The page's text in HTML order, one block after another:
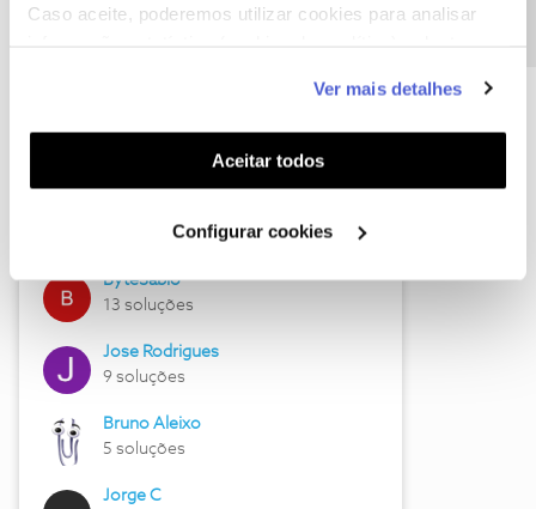
Caso aceite, poderemos utilizar cookies para analisar
funcionalidades (cookies de personalização e
funcionalidade) e adaptar anúncios aos seus interesses
(cookies de publicidade personalizada). Pode gerir a
utilização dos cookies clicando em "Configurar
Ver mais detalhes
Aceitar todos
Configurar cookies
Hall of Fame de julho
17 soluções
ByteSábio
13 soluções
Jose Rodrigues
9 soluções
Bruno Aleixo
5 soluções
Jorge C